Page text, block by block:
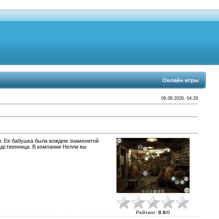
Онлайн игры
06.08.2026, 04:29
Ее бабушка была вождем знаменитой
В компании Нелли вы
Рейтинг: 0.0/0